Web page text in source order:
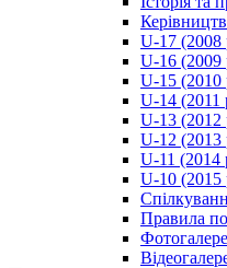
U-17 (2008
U-16 (2009
U-15 (2010
U-14 (2011
U-13 (2012
U-12 (2013
U-11 (2014
U-10 (2015
Правила